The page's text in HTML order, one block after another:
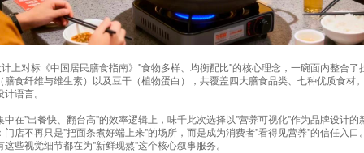
上对标《中国居民膳食指南》"食物多样、均衡配比"的核心理念，一碗面内整合
食纤维与维生素）以及豆干（植物蛋白），共覆盖四大膳食品类、七种优质食材
语言。
在"出餐快、翻台高"的效率逻辑上，味千此次选择以"营养可视化"作为品牌设计
店不再只是"把面条煮好端上来"的场所，而是成为消费者"看得见营养"的信任入
些视觉细节都在为"新鲜现熬"这个核心叙事服务。